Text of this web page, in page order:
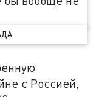
с Россией,